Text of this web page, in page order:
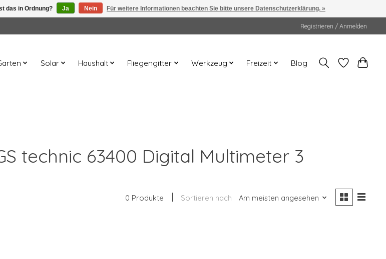
Registrieren / Anmelden
Solar Haushalt Fliegengitter Werkzeug Freizeit Blog
technic 63400 Digital Multimeter 3
0 Produkte Sortieren nach Am meisten angesehen
das in Ordnung? Ja Nein Für weitere Informationen beachten Sie bitte unsere Datenschutzerklärung. »